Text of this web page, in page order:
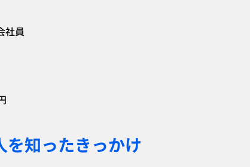
社員
を知ったきっかけ